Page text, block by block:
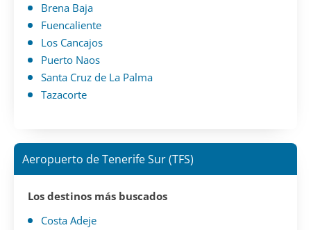
Brena Baja
Fuencaliente
Los Cancajos
Puerto Naos
Santa Cruz de La Palma
Tazacorte
Aeropuerto de Tenerife Sur (TFS)
Los destinos más buscados
Costa Adeje